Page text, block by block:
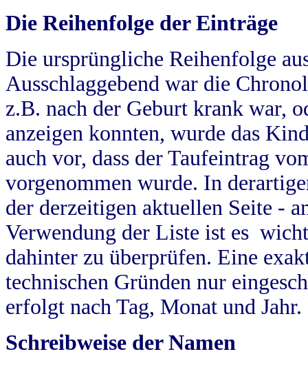
Die Reihenfolge der Einträge
Die ursprüngliche Reihenfolge
Ausschlaggebend war die
z.B. nach der Geburt krank war,
anzeigen konnten, wurde das
auch vor, dass der Taufeintrag
vorgenommen wurde. In
der derzeitigen aktuellen Seite -
Verwendung der Liste ist es
dahinter zu überprüfen. Eine
technischen Gründen nur
erfolgt nach Tag, Monat und Jahr.
Schreibweise der Namen